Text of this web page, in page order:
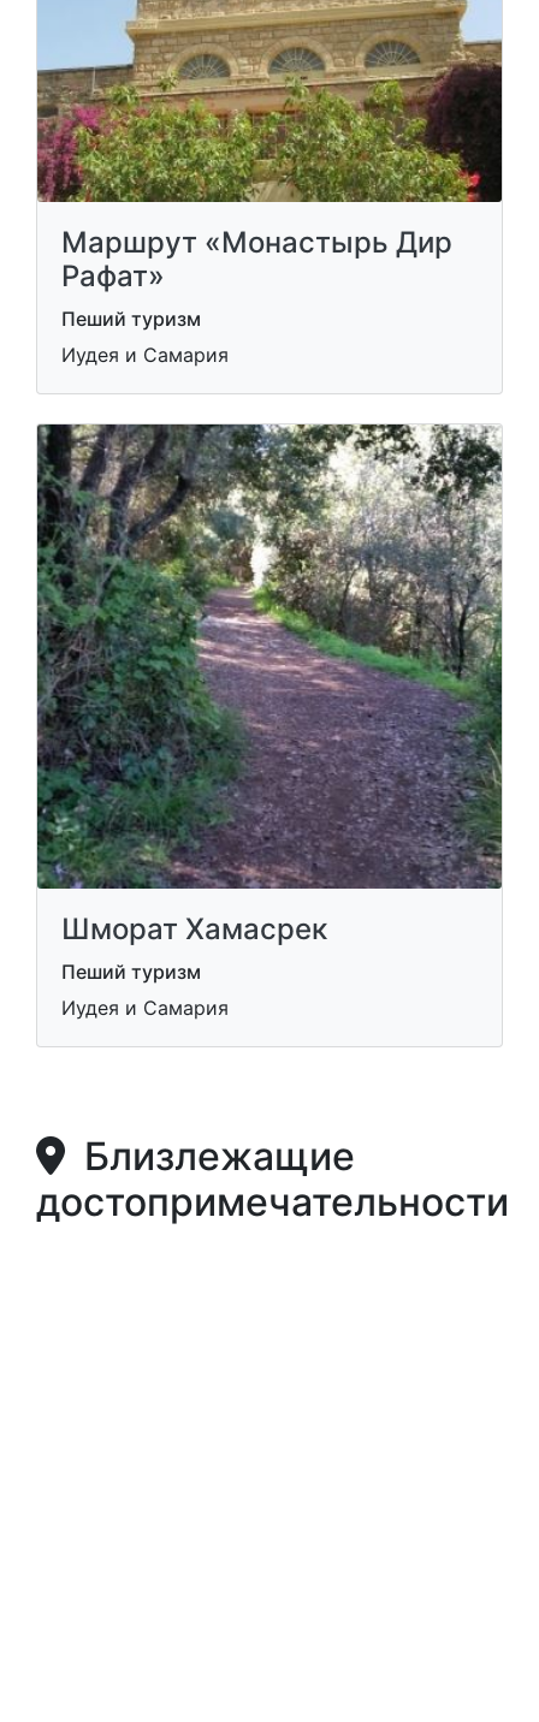
Маршрут «Монастырь Дир
Рафат»
Пеший туризм
Иудея и Самария
Шморат Хамасрек
Пеший туризм
Иудея и Самария
Близлежащие
достопримечательности